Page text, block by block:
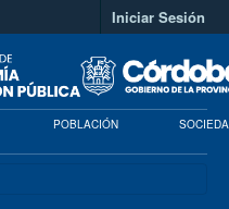
Iniciar Sesión
POBLACIÓN